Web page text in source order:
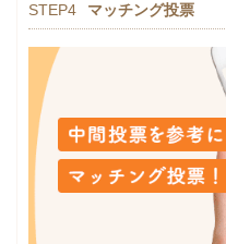
STEP4 マッチング投票